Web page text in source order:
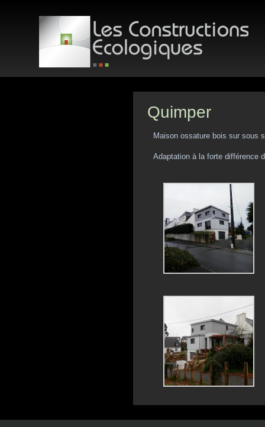
Quimper
Maison ossature bois sur sous
Adaptation à la forte différence